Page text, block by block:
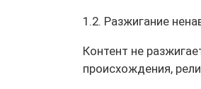
1.2. Разжигание
Контент не
происхождения,